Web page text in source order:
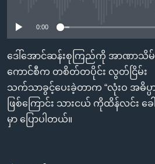
ရန်
ရှာဖွေ
ရန်
ဗွီအိုအေ လူမှုကွန်ယက်များ
ဘာသာစကားများ
0:00
ဒေါ်အောင်ဆန်းစုကြည်ကို အာဏာသိမ်
ကောင်စီက တစိတ်တပိုင်း လွတ်ငြိမ်း
သက်သာခွင့်ပေးခဲ့တာက “လုံးဝ အဓိပ္ပ
ဖြစ်ကြောင်း သားငယ် ကိုထိန်လင်း ခ
မှာ ပြောပါတယ်။